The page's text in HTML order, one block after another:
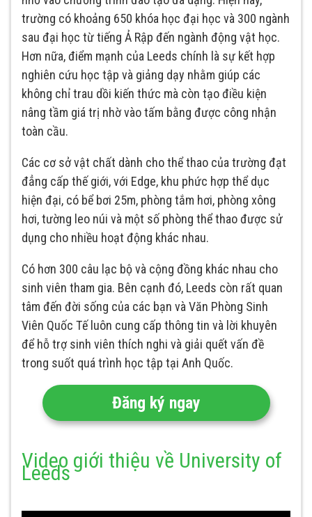
trường có khoảng 650 khóa học đại học và 300 ngành
sau đại học từ tiếng Ả Rập đến ngành động vật học.
Hơn nữa, điểm mạnh của Leeds chính là sự kết hợp
nghiên cứu học tập và giảng dạy nhằm giúp các
không chỉ trau dồi kiến thức mà còn tạo điều kiện
nâng tầm giá trị nhờ vào tấm bằng được công nhận
toàn cầu.
Các cơ sở vật chất dành cho thể thao của trường đạt
đẳng cấp thế giới, với Edge, khu phức hợp thể dục
hiện đại, có bể bơi 25m, phòng tắm hơi, phòng xông
hơi, tường leo núi và một số phòng thể thao được sử
dụng cho nhiều hoạt động khác nhau.
Có hơn 300 câu lạc bộ và cộng đồng khác nhau cho
sinh viên tham gia. Bên cạnh đó, Leeds còn rất quan
tâm đến đời sống của các bạn và Văn Phòng Sinh
Viên Quốc Tế luôn cung cấp thông tin và lời khuyên
để hỗ trợ sinh viên thích nghi và giải quết vấn đề
trong suốt quá trình học tập tại Anh Quốc.
Đăng ký ngay
Video giới thiệu về University of
Leeds